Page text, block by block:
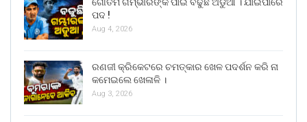
ଗୌତମ ଗମ୍ଭୀରଙ୍କ ପାଇଁ ବଢୁଛି ଅଡୁଆ । ଯାଇପାରେ
ପଦ !
Aug 4, 2026
ରଣଜୀ କ୍ରିକେଟରେ ଚମତ୍କାର ଖେଳ ପଦର୍ଶନ କରି ନା
କମେଇଲେ ଖେଳାଳି ।
Aug 3, 2026